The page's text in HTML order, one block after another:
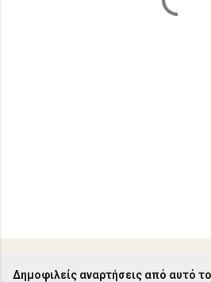
Δημοφιλείς αναρτήσεις από αυτό